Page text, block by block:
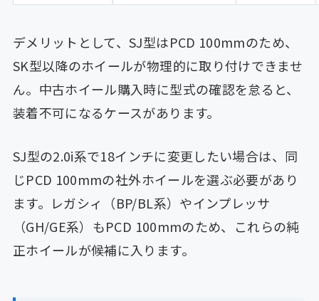
デメリットとして、SJ型はPCD 100mmのため、
SK型以降のホイールが物理的に取り付けできませ
ん。中古ホイール購入時に型式の確認を怠ると、
装着不可になるケースがあります。
SJ型の2.0i系で18インチに変更したい場合は、同
じPCD 100mmの社外ホイールを選ぶ必要があり
ます。レガシィ（BP/BL系）やインプレッサ
（GH/GE系）もPCD 100mmのため、これらの純
正ホイールが候補に入ります。